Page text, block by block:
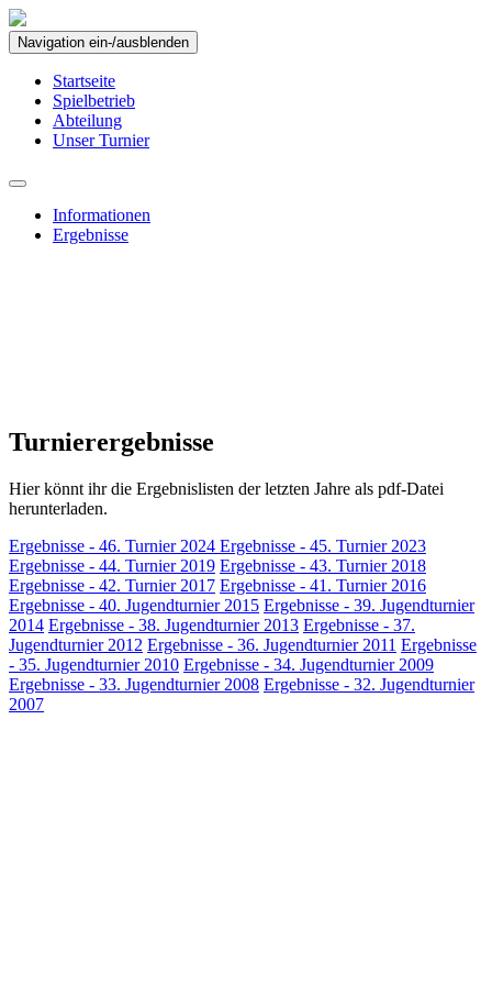
Navigation ein-/ausblenden
Startseite
Spielbetrieb
Abteilung
Unser Turnier
Informationen
Ergebnisse
Turnierergebnisse
Hier könnt ihr die Ergebnislisten der letzten Jahre als pdf-Datei
herunterladen.
Ergebnisse - 46. Turnier 2024 Ergebnisse - 45. Turnier 2023
Ergebnisse - 44. Turnier 2019 Ergebnisse - 43. Turnier 2018
Ergebnisse - 42. Turnier 2017 Ergebnisse - 41. Turnier 2016
Ergebnisse - 40. Jugendturnier 2015 Ergebnisse - 39. Jugendturnier
2014 Ergebnisse - 38. Jugendturnier 2013 Ergebnisse - 37.
Jugendturnier 2012 Ergebnisse - 36. Jugendturnier 2011 Ergebnisse
- 35. Jugendturnier 2010 Ergebnisse - 34. Jugendturnier 2009
Ergebnisse - 33. Jugendturnier 2008 Ergebnisse - 32. Jugendturnier
2007